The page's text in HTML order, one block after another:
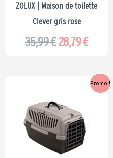
ZOLUX | Maison de toilette
Clever gris rose
35,99€ 28,79€
Promo !
prix
initial
était :
15,99 €.
Le
est :